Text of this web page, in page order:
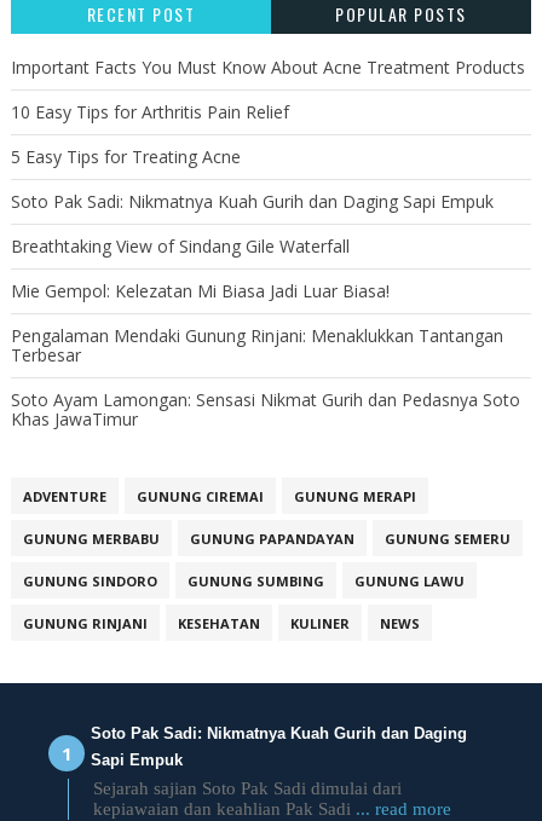
RECENT POST POPULAR POSTS
Important Facts You Must Know About Acne Treatment Products
10 Easy Tips for Arthritis Pain Relief
5 Easy Tips for Treating Acne
Soto Pak Sadi: Nikmatnya Kuah Gurih dan Daging Sapi Empuk
Breathtaking View of Sindang Gile Waterfall
Mie Gempol: Kelezatan Mi Biasa Jadi Luar Biasa!
Pengalaman Mendaki Gunung Rinjani: Menaklukkan Tantangan
Terbesar
Soto Ayam Lamongan: Sensasi Nikmat Gurih dan Pedasnya Soto
Khas JawaTimur
ADVENTURE GUNUNG CIREMAI GUNUNG MERAPI
GUNUNG MERBABU GUNUNG PAPANDAYAN GUNUNG SEMERU
GUNUNG SINDORO GUNUNG SUMBING GUNUNG LAWU
GUNUNG RINJANI KESEHATAN KULINER NEWS
Soto Pak Sadi: Nikmatnya Kuah Gurih dan Daging
Sapi Empuk
Sejarah sajian Soto Pak Sadi dimulai dari
kepiawaian dan keahlian Pak Sadi ... read more